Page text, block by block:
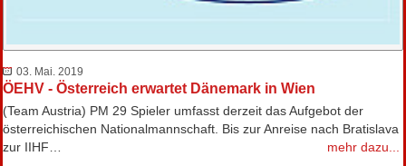
03. Mai. 2019
ÖEHV - Österreich erwartet Dänemark in Wien
(Team Austria) PM 29 Spieler umfasst derzeit das Aufgebot der
österreichischen Nationalmannschaft. Bis zur Anreise nach Bratislava
zur IIHF…
mehr dazu...